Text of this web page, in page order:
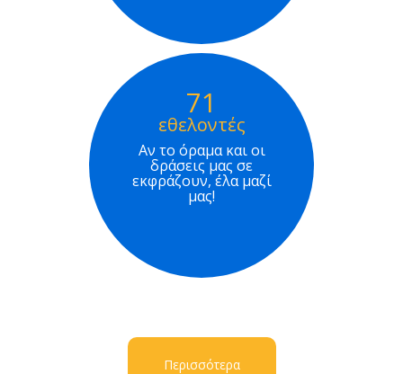
71
εθελοντές
Αν το όραμα και οι
δράσεις μας σε
εκφράζουν, έλα μαζί
μας!
Περισσότερα